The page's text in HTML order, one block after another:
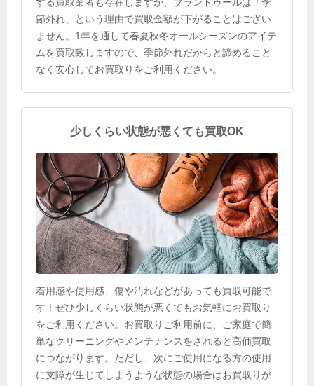
する買取業者も存在しますが、ブランドゥールは「季
節外れ」という理由で買取金額が下がることはござい
ません。1年を通して春夏秋冬オールシーズンのアイテ
ムを買取致しますので、季節外れだからと諦めること
なく安心してお買取りをご利用ください。
少しくらい状態が悪くても買取OK
着用感や使用感、傷や汚れなどがあっても買取可能で
す！ぜひ少しくらい状態が悪くてもお気軽にお買取り
をご利用ください。お買取りご利用前に、ご家庭で簡
単なクリーニングやメンテナンスをされると高価買取
につながります。ただし、次にご使用になる方の使用
に支障が生じてしまうような状態の場合はお買取りが